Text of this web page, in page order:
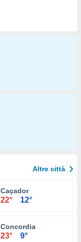
Altre città
Caçador
22° 12°
Concordia
23° 9°